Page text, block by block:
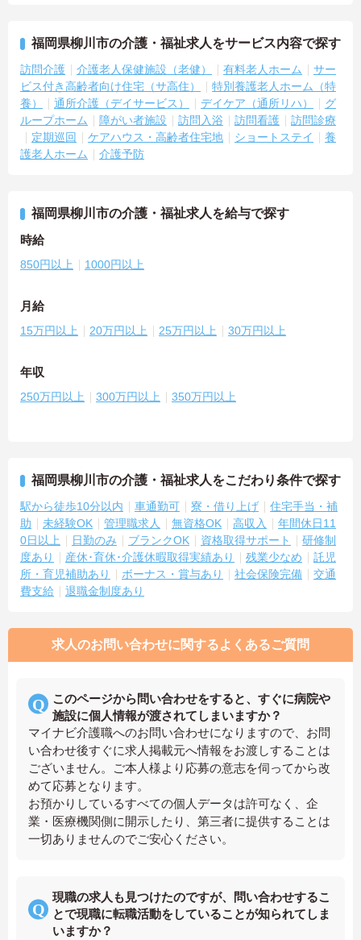
福岡県柳川市の介護・福祉求人をサービス内容で探す
訪問介護 介護老人保健施設（老健） 有料老人ホーム
サー
ビス付き高齢者向け住宅（サ高住）
特別養護老人ホーム（特
養）
通所介護（デイサービス） デイケア（通所リハ）
グ
ループホーム
障がい者施設 訪問入浴 訪問看護
訪問診療
定期巡回
ケアハウス・高齢者住宅地 ショートステイ
養
護老人ホーム
介護予防
福岡県柳川市の介護・福祉求人を給与で探す
時給
850円以上 1000円以上
月給
15万円以上 20万円以上 25万円以上 30万円以上
年収
250万円以上 300万円以上 350万円以上
福岡県柳川市の介護・福祉求人をこだわり条件で探す
駅から徒歩10分以内 車通勤可 寮・借り上げ
住宅手当・補
助
未経験OK 管理職求人 無資格OK 高収入
年間休日11
0日以上
日勤のみ ブランクOK 資格取得サポート
研修制
度あり
産休･育休･介護休暇取得実績あり 残業少なめ
託児
所・育児補助あり
ボーナス・賞与あり 社会保険完備
交通
費支給
退職金制度あり
求人のお問い合わせに関するよくあるご質問
このページから問い合わせをすると、すぐに病院や
施設に個人情報が渡されてしまいますか？
マイナビ介護職へのお問い合わせになりますので、お問
い合わせ後すぐに求人掲載元へ情報をお渡しすることは
ございません。ご本人様より応募の意志を伺ってから改
めて応募となります。
お預かりしているすべての個人データは許可なく、企
業・医療機関側に開示したり、第三者に提供することは
一切ありませんのでご安心ください。
現職の求人も見つけたのですが、問い合わせするこ
とで現職に転職活動をしていることが知られてしま
いますか？